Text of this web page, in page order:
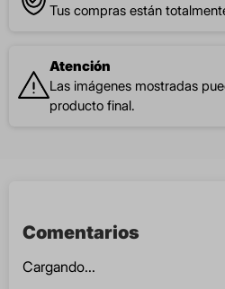
Tus compras están
Atención
Las imágenes mostradas
producto final.
Comentarios
Cargando...